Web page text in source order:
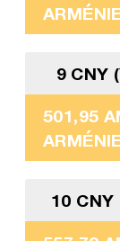
9 CNY
501,95
10 CNY